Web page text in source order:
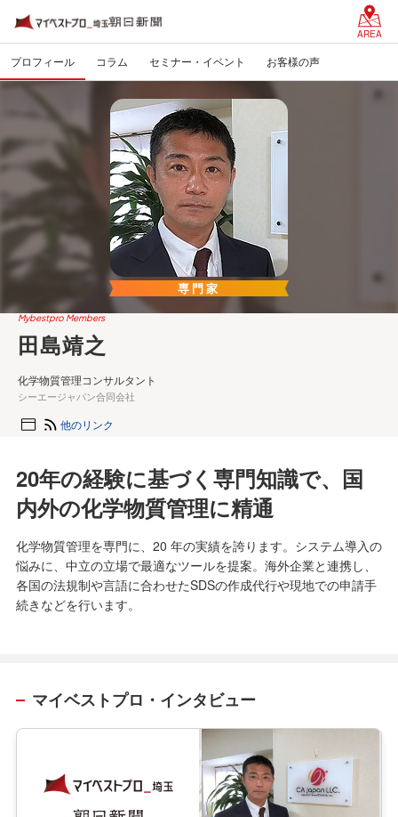
AREA
プロフィール コラム セミナー・イベント お客様の声
専門家
Mybestpro Members
田島靖之
化学物質管理コンサルタント
シーエージャパン合同会社
他のリンク
20年の経験に基づく専門知識で、国
内外の化学物質管理に精通
化学物質管理を専門に、20 年の実績を誇ります。システム導入の
悩みに、中立の立場で最適なツールを提案。海外企業と連携し、
各国の法規制や言語に合わせたSDSの作成代行や現地での申請手
続きなどを行います。
マイベストプロ・インタビュー